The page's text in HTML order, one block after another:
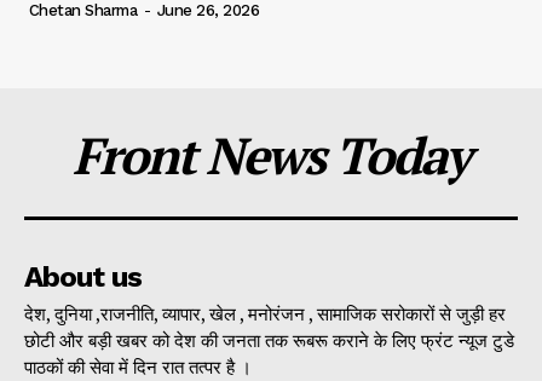
Chetan Sharma - June 26, 2026
Front News Today
About us
देश, दुनिया ,राजनीति, व्यापार, खेल , मनोरंजन , सामाजिक सरोकारों से जुड़ी हर
छोटी और बड़ी खबर को देश की जनता तक रूबरू कराने के लिए फ्रंट न्यूज टुडे
पाठकों की सेवा में दिन रात तत्पर है ।